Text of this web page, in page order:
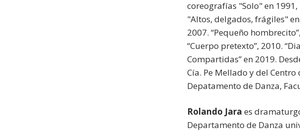
coreografías "Solo" en
"Altos, delgados, frágiles" en
2007. “Pequeño
“Cuerpo pretexto”, 2010.
Compartidas” en 2019.
Cía. Pe Mellado y del
Depatamento de Danza,
Rolando Jara es
Departamento de Danza